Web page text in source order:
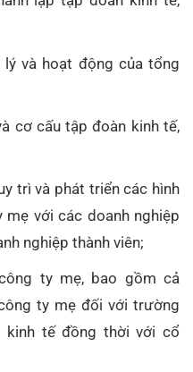
và hoạt động của tổng
cơ cấu tập đoàn kinh tế,
trì và phát triển các hình
với các doanh nghiệp
nghiệp thành viên;
ty mẹ, bao gồm cả
ty mẹ đối với trường
kinh tế đồng thời với cổ